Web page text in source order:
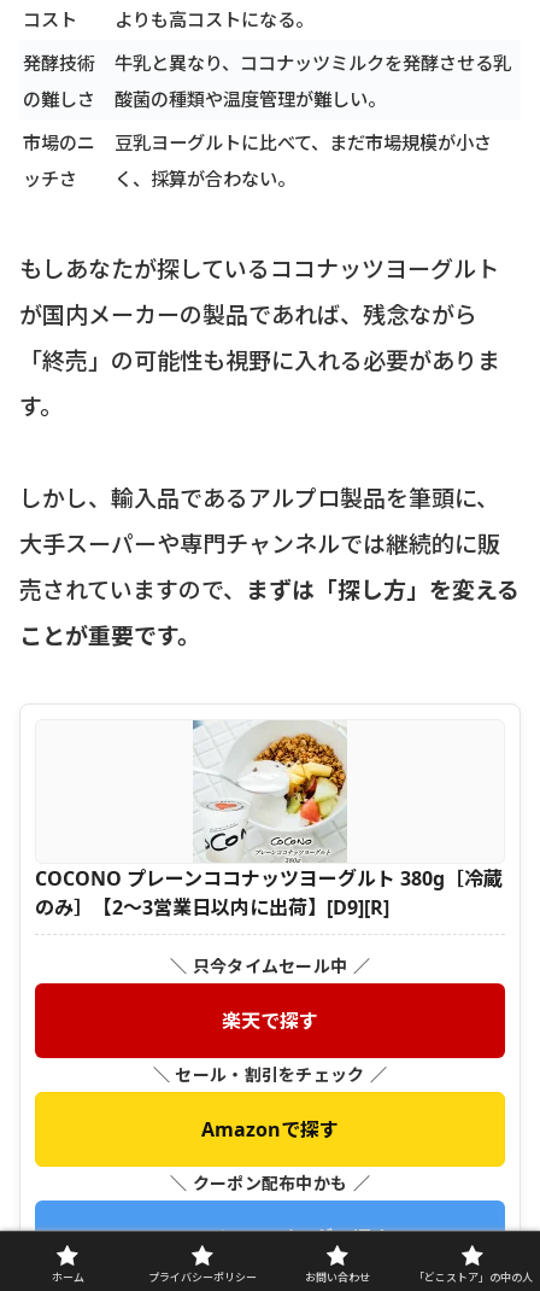
コスト
よりも高コストになる。
発酵技術
の難しさ
牛乳と異なり、ココナッツミルクを発酵させる乳
酸菌の種類や温度管理が難しい。
市場のニ
ッチさ
豆乳ヨーグルトに比べて、まだ市場規模が小さ
く、採算が合わない。
もしあなたが探しているココナッツヨーグルト
が国内メーカーの製品であれば、残念ながら
「終売」の可能性も視野に入れる必要がありま
す。
しかし、輸入品であるアルプロ製品を筆頭に、
大手スーパーや専門チャンネルでは継続的に販
売されていますので、 まずは「探し方」を変える
ことが重要です。
COCONO プレーンココナッツヨーグルト 380g［冷蔵
のみ］【2〜3営業日以内に出荷】[D9][R]
＼ 只今タイムセール中 ／
楽天で探す
＼ セール・割引をチェック ／
Amazonで探す
＼ クーポン配布中かも ／
Yahoo!ショッピングで探す
ホーム プライバシーポリシー お問い合わせ 「どこストア」の中の人